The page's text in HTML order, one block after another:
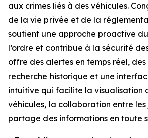
aux crimes liés à des véhicules.
de la vie privée et de la
soutient une approche proactive
l’ordre et contribue à la sécurité
offre des alertes en temps réel,
recherche historique et une
intuitive qui facilite la visualisation
véhicules, la collaboration entre
partage des informations en toute